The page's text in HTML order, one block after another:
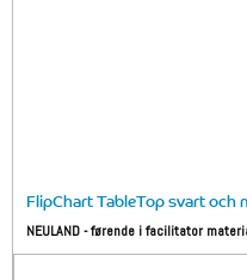
FlipChart TableTop svart och
NEULAND - førende i facilitator